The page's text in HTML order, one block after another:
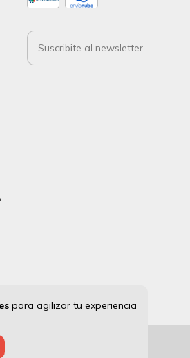
para agilizar tu experiencia